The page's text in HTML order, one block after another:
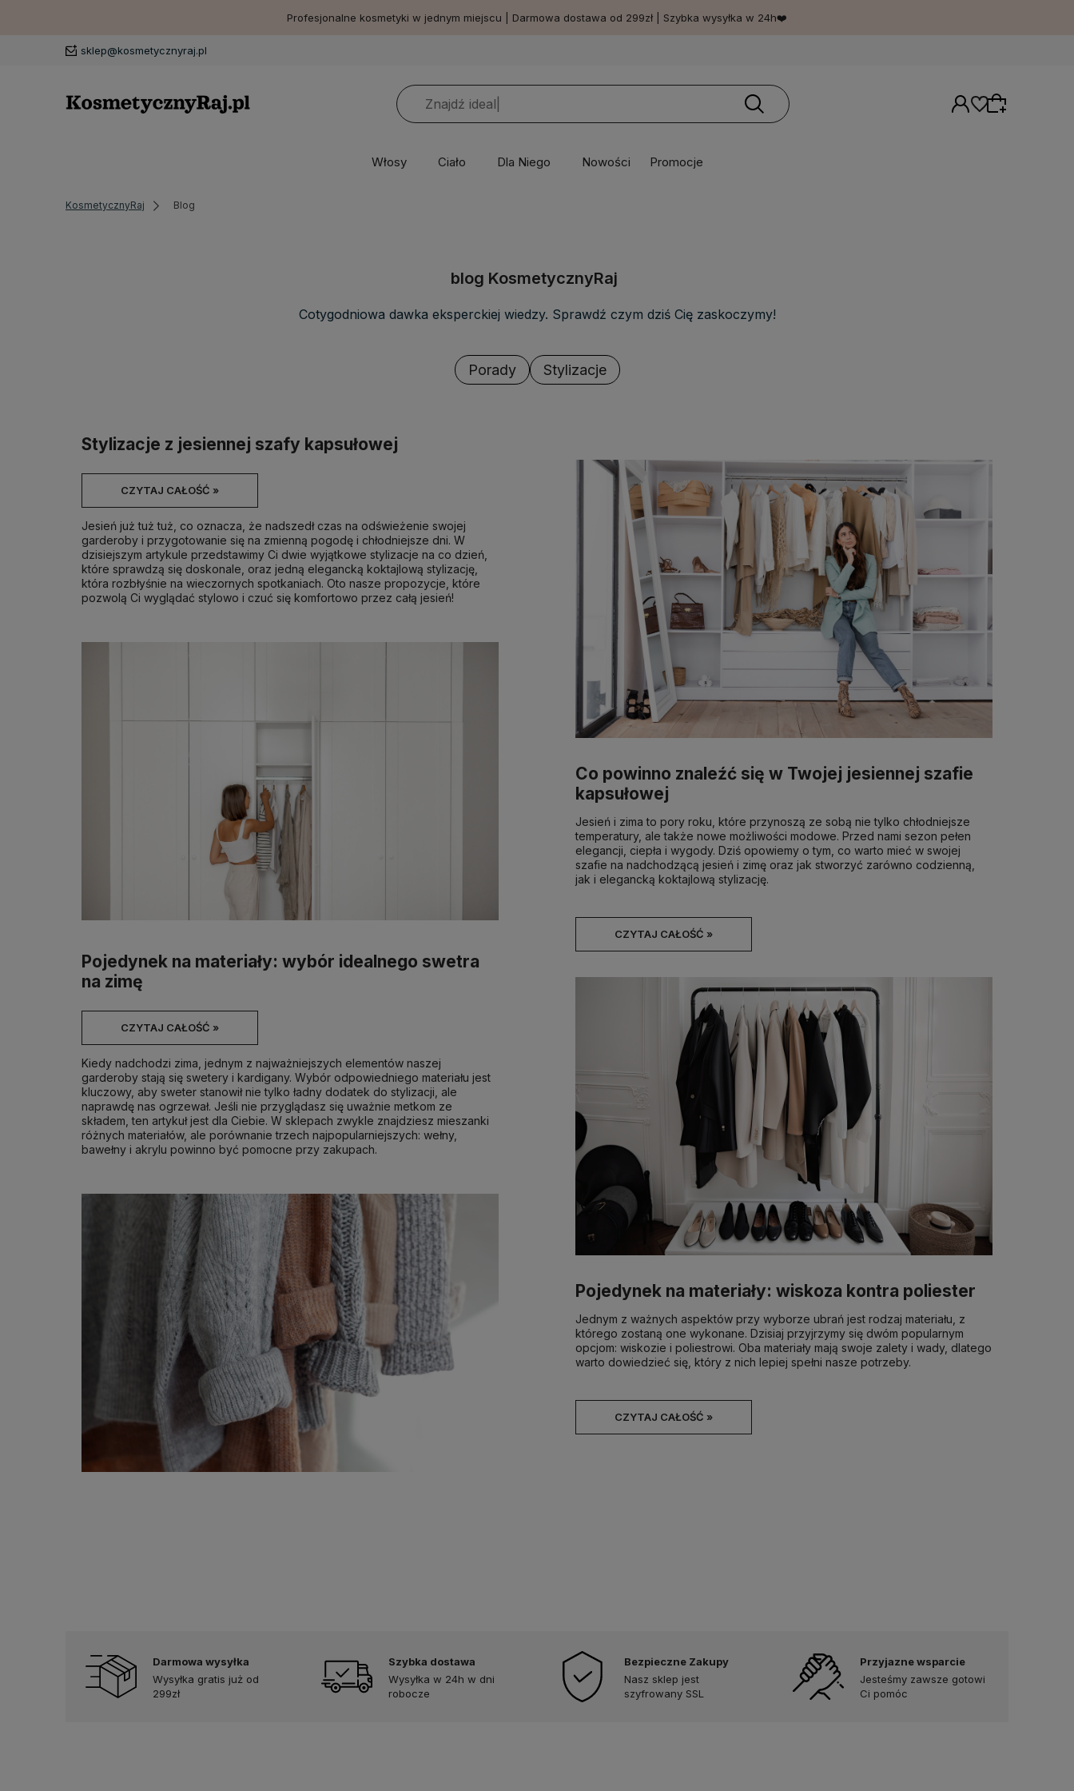
Profesjonalne kosmetyki w jednym miejscu | Darmowa dostawa od 299zł | Szybka wysyłka w 24h❤️
sklep@kosmetycznyraj.pl
Włosy Ciało Dla Niego Nowości Promocje
KosmetycznyRaj Blog
blog KosmetycznyRaj
Cotygodniowa dawka eksperckiej wiedzy. Sprawdź czym dziś Cię zaskoczymy!
Porady Stylizacje
Stylizacje z jesiennej szafy kapsułowej
CZYTAJ CAŁOŚĆ »
Jesień już tuż tuż, co oznacza, że nadszedł czas na odświeżenie swojej
garderoby i przygotowanie się na zmienną pogodę i chłodniejsze dni. W
dzisiejszym artykule przedstawimy Ci dwie wyjątkowe stylizacje na co dzień,
które sprawdzą się doskonale, oraz jedną elegancką koktajlową stylizację,
która rozbłyśnie na wieczornych spotkaniach. Oto nasze propozycje, które
pozwolą Ci wyglądać stylowo i czuć się komfortowo przez całą jesień!
Co powinno znaleźć się w Twojej jesiennej szafie
kapsułowej
Jesień i zima to pory roku, które przynoszą ze sobą nie tylko chłodniejsze
temperatury, ale także nowe możliwości modowe. Przed nami sezon pełen
elegancji, ciepła i wygody. Dziś opowiemy o tym, co warto mieć w swojej
szafie na nadchodzącą jesień i zimę oraz jak stworzyć zarówno codzienną,
jak i elegancką koktajlową stylizację.
CZYTAJ CAŁOŚĆ »
Pojedynek na materiały: wybór idealnego swetra
na zimę
CZYTAJ CAŁOŚĆ »
Kiedy nadchodzi zima, jednym z najważniejszych elementów naszej
garderoby stają się swetery i kardigany. Wybór odpowiedniego materiału jest
kluczowy, aby sweter stanowił nie tylko ładny dodatek do stylizacji, ale
naprawdę nas ogrzewał. Jeśli nie przyglądasz się uważnie metkom ze
składem, ten artykuł jest dla Ciebie. W sklepach zwykle znajdziesz mieszanki
różnych materiałów, ale porównanie trzech najpopularniejszych: wełny,
bawełny i akrylu powinno być pomocne przy zakupach.
Pojedynek na materiały: wiskoza kontra poliester
Jednym z ważnych aspektów przy wyborze ubrań jest rodzaj materiału, z
którego zostaną one wykonane. Dzisiaj przyjrzymy się dwóm popularnym
opcjom: wiskozie i poliestrowi. Oba materiały mają swoje zalety i wady, dlatego
warto dowiedzieć się, który z nich lepiej spełni nasze potrzeby.
CZYTAJ CAŁOŚĆ »
Darmowa wysyłka
Wysyłka gratis już od
299zł
Szybka dostawa
Wysyłka w 24h w dni
robocze
Bezpieczne Zakupy
Nasz sklep jest
szyfrowany SSL
Przyjazne wsparcie
Jesteśmy zawsze gotowi
Ci pomóc